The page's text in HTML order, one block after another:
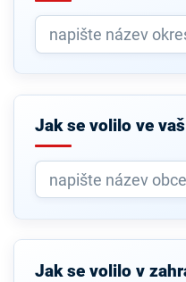
Jak se volilo ve
Jak se volilo v